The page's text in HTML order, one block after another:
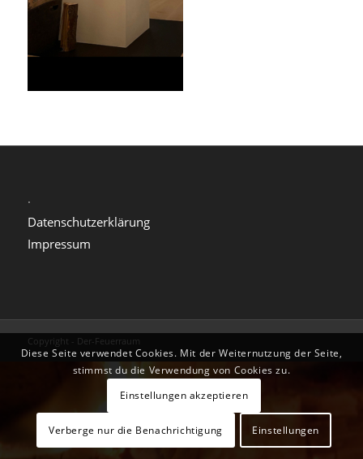
.
Datenschutzerklärung
Impressum
Copyright - Der-Feuerraum
Diese Seite verwendet Cookies. Mit der Weiternutzung der Seite,
stimmst du die Verwendung von Cookies zu.
Einstellungen akzeptieren
Verberge nur die Benachrichtigung Einstellungen